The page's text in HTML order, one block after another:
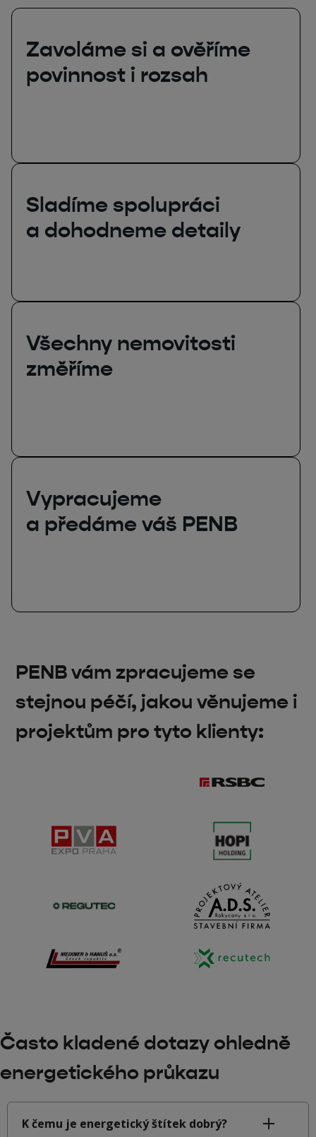
Zavoláme si a ověříme
povinnost i rozsah
Sladíme spolupráci
a dohodneme detaily
Všechny nemovitosti
změříme
Vypracujeme
a předáme váš PENB
PENB vám zpracujeme se
stejnou péčí, jakou věnujeme i
projektům pro tyto klienty:
Často kladené dotazy ohledně
energetického průkazu
K čemu je energetický štítek dobrý?